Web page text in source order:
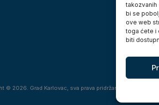
takozvanih
bi se
ove web
toga ćete i
biti
© 2026. Grad Karlovac, sva prava pridržana